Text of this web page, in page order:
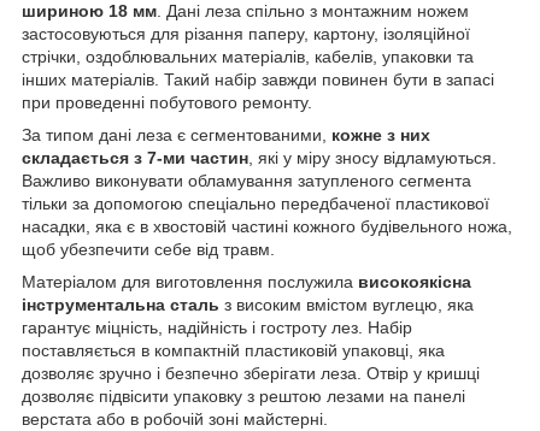
шириною 18 мм. Дані леза спільно з монтажним ножем
застосовуються для різання паперу, картону, ізоляційної
стрічки, оздоблювальних матеріалів, кабелів, упаковки та
інших матеріалів. Такий набір завжди повинен бути в запасі
при проведенні побутового ремонту.
За типом дані леза є сегментованими, кожне з них
складається з 7-ми частин, які у міру зносу відламуються.
Важливо виконувати обламування затупленого сегмента
тільки за допомогою спеціально передбаченої пластикової
насадки, яка є в хвостовій частині кожного будівельного ножа,
щоб убезпечити себе від травм.
Матеріалом для виготовлення послужила високоякісна
інструментальна сталь з високим вмістом вуглецю, яка
гарантує міцність, надійність і гостроту лез. Набір
поставляється в компактній пластиковій упаковці, яка
дозволяє зручно і безпечно зберігати леза. Отвір у кришці
дозволяє підвісити упаковку з рештою лезами на панелі
верстата або в робочій зоні майстерні.